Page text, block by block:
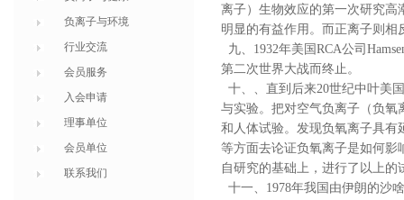
负离子与环境
行业交流
会员服务
入会申请
理事单位
会员单位
联系我们
离子）生物效应的第一次研究高
明显的有益作用。而正离子则
九、1932年美国RCA公司
第二次世界大战而终止。
十、、直到后来20世纪中叶美
与实验。把对空气负离子（负氧
和人体试验。发现负氧离子具有
等方面去论证负氧离子是如何影
自研究的基础上，进行了以上
十一、1978年我国由伊朗的沙